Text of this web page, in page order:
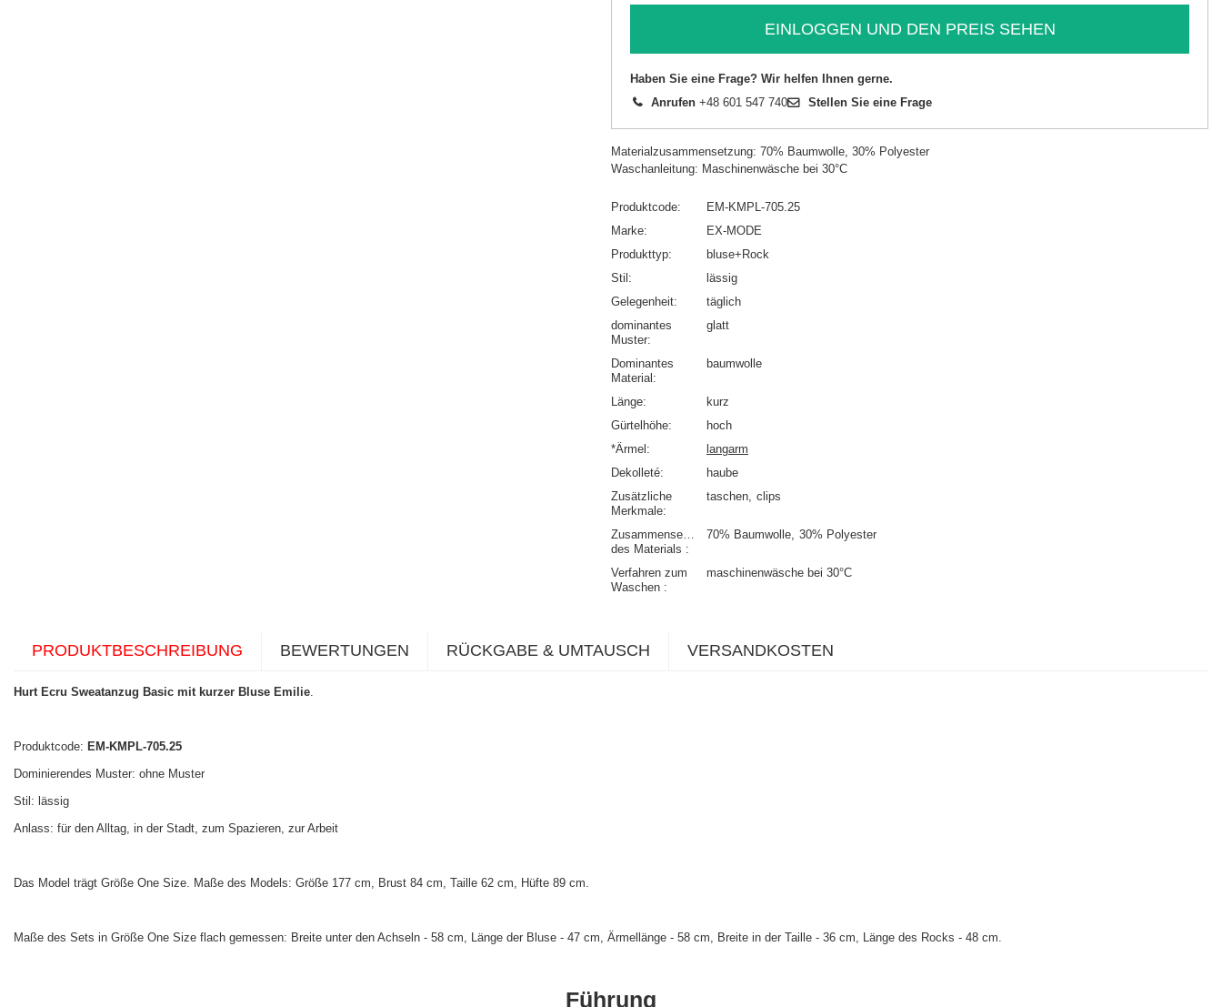
EINLOGGEN UND DEN PREIS SEHEN
Haben Sie eine Frage? Wir helfen Ihnen gerne.
Anrufen +48 601 547 740 Stellen Sie eine Frage
Materialzusammensetzung: 70% Baumwolle, 30% Polyester
Waschanleitung: Maschinenwäsche bei 30°C
Produktcode
EM-KMPL-705.25
Marke
EX-MODE
Produkttyp
bluse+Rock
Stil
lässig
Gelegenheit
täglich
dominantes
Muster
glatt
Dominantes
Material
baumwolle
Länge
kurz
Gürtelhöhe
hoch
*Ärmel
langarm
Dekolleté
haube
Zusätzliche
Merkmale
taschen clips
Zusammensetzung
des Materials
70% Baumwolle 30% Polyester
Verfahren zum
Waschen
maschinenwäsche bei 30°C
PRODUKTBESCHREIBUNG BEWERTUNGEN RÜCKGABE & UMTAUSCH VERSANDKOSTEN
Hurt Ecru Sweatanzug Basic mit kurzer Bluse Emilie.
Produktcode: EM-KMPL-705.25
Dominierendes Muster: ohne Muster
Stil: lässig
Anlass: für den Alltag, in der Stadt, zum Spazieren, zur Arbeit
Das Model trägt Größe One Size. Maße des Models: Größe 177 cm, Brust 84 cm, Taille 62 cm, Hüfte 89 cm.
Maße des Sets in Größe One Size flach gemessen: Breite unter den Achseln - 58 cm, Länge der Bluse - 47 cm, Ärmellänge - 58 cm, Breite in der Taille - 36 cm, Länge des Rocks - 48 cm.
Führung